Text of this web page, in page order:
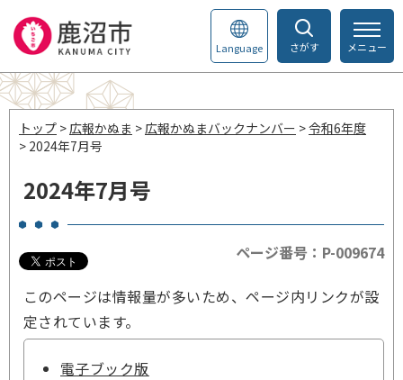
さがす
Language メニュー
トップ >広報かぬま >広報かぬまバックナンバー >令和6年度
> 2024年7月号
2024年7月号
ページ番号：P-009674
このページは情報量が多いため、ページ内リンクが設
定されています。
電子ブック版